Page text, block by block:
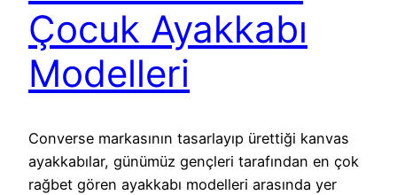
Çocuk Ayakkabı
Modelleri
Converse markasının tasarlayıp ürettiği kanvas
ayakkabılar, günümüz gençleri tarafından en çok
rağbet gören ayakkabı modelleri arasında yer